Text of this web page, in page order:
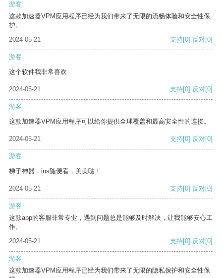
游客
这款加速器VPM应用程序已经为我们带来了无限的流畅体验和安全性保
护。
2024-05-21
支持[0] 反对[0]
游客
这个软件我非常喜欢
2024-05-21 支持[0] 反对[0]
游客
这款加速器VPM应用程序可以给你提供全球覆盖和最高安全性的连接。
2024-05-21 支持[0] 反对[0]
游客
梯子神器，ins随便看，美美哒！
2024-05-21 支持[0] 反对[0]
游客
这款app的客服非常专业，遇到问题总是能够及时解决，让我能够安心工
作。
2024-05-21
支持[0] 反对[0]
游客
这款加速器VPM应用程序已经为我们带来了无限的隐私保护和安全性保